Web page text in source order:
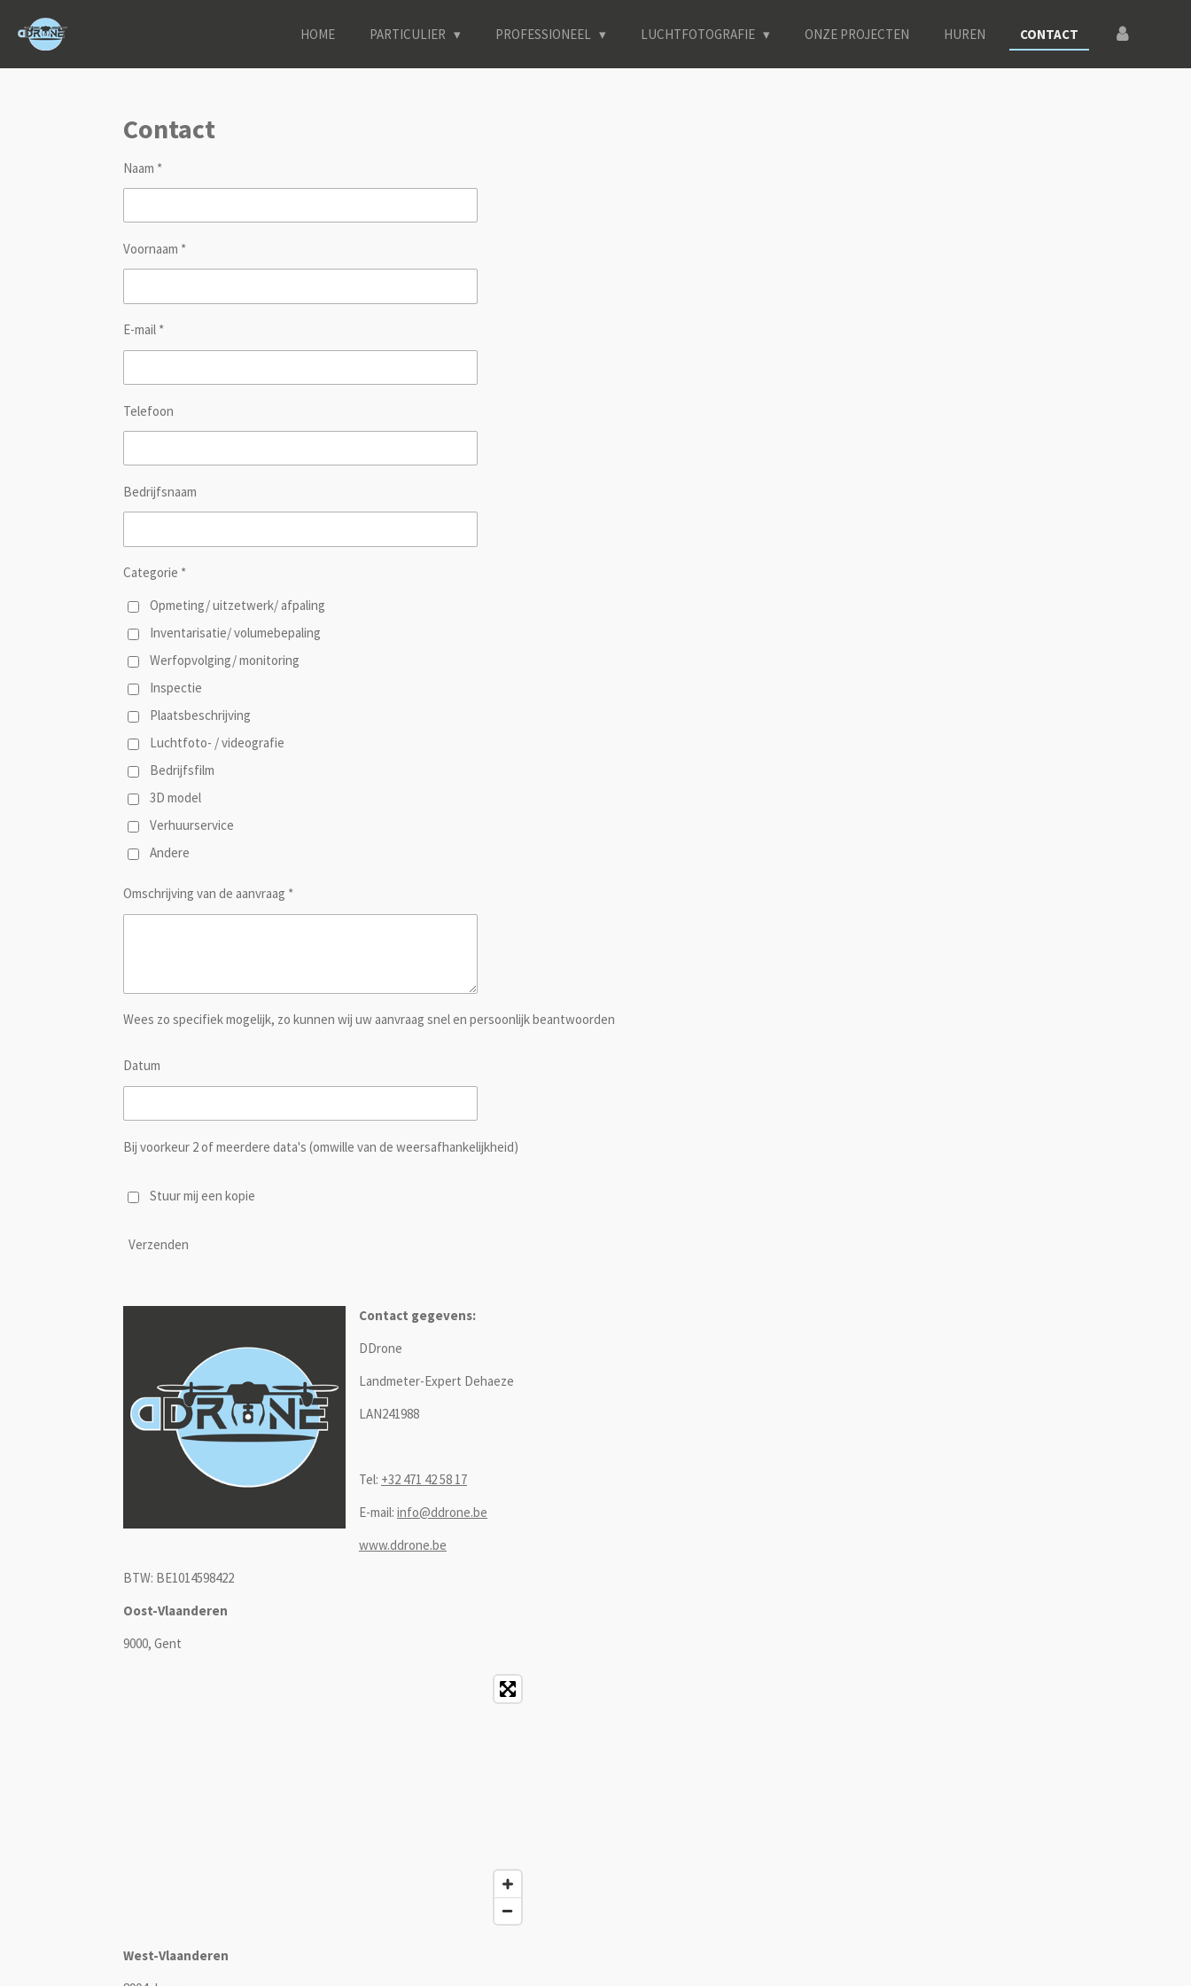
direct
HOME PARTICULIER PROFESSIONEEL LUCHTFOTOGRAFIE ONZE PROJECTEN HUREN CONTACT
Contact
Naam *
Voornaam *
E-mail *
Telefoon
Bedrijfsnaam
Categorie *
Opmeting/ uitzetwerk/ afpaling
Inventarisatie/ volumebepaling
Werfopvolging/ monitoring
Inspectie
Plaatsbeschrijving
Luchtfoto- / videografie
Bedrijfsfilm
3D model
Verhuurservice
Andere
Omschrijving van de aanvraag *
Wees zo specifiek mogelijk, zo kunnen wij uw aanvraag snel en persoonlijk beantwoorden
Datum
Bij voorkeur 2 of meerdere data's (omwille van de weersafhankelijkheid)
Stuur mij een kopie
Verzenden
Contact gegevens:
DDrone
Landmeter-Expert Dehaeze
LAN241988
Tel: +32 471 42 58 17
E-mail: info@ddrone.be
www.ddrone.be
BTW: BE1014598422
Oost-Vlaanderen
9000, Gent
West-Vlaanderen